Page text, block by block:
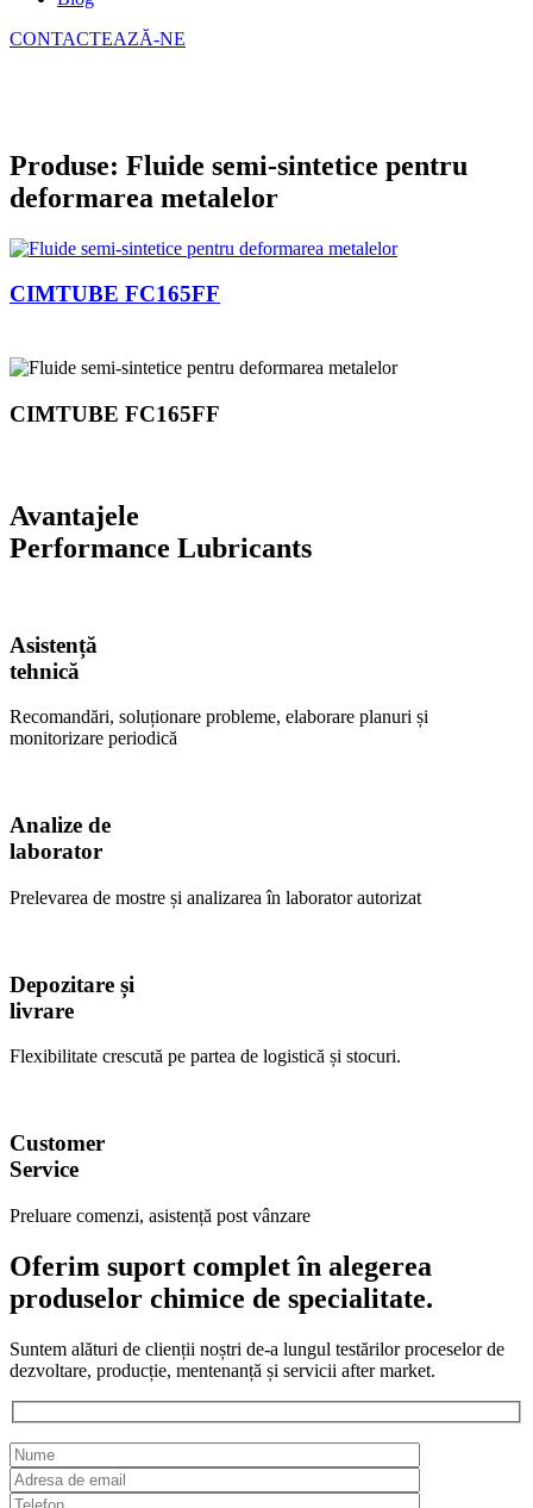
CONTACTEAZĂ-NE
Produse: Fluide semi-sintetice pentru
deformarea metalelor
CIMTUBE FC165FF
CIMTUBE FC165FF
Avantajele
Performance Lubricants
Asistență
tehnică
Recomandări, soluționare probleme, elaborare planuri și
monitorizare periodică
Analize de
laborator
Prelevarea de mostre și analizarea în laborator autorizat
Depozitare și
livrare
Flexibilitate crescută pe partea de logistică și stocuri.
Customer
Service
Preluare comenzi, asistență post vânzare
Oferim suport complet în alegerea
produselor chimice de specialitate.
Suntem alături de clienții noștri de-a lungul testărilor proceselor de
dezvoltare, producție, mentenanță și servicii after market.